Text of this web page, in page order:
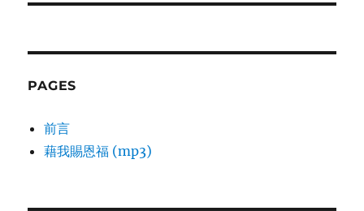
PAGES
前言
藉我賜恩福 (mp3)